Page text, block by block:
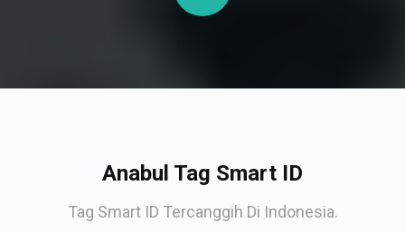
Anabul Tag Smart ID
Tag Smart ID Tercanggih Di Indonesia.